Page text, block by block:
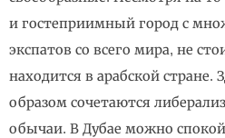
и гостеприимный город с
экспатов со всего мира, не
находится в арабской стране.
образом сочетаются
обычаи. В Дубае можно